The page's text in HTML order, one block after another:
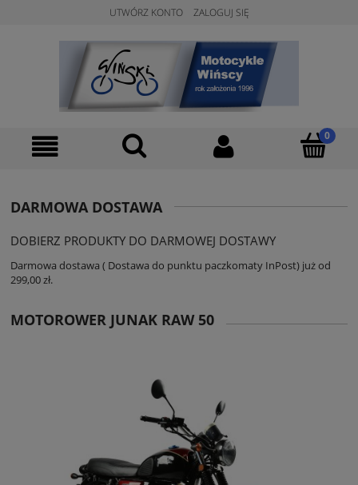
UTWÓRZ KONTO ZALOGUJ SIĘ
DARMOWA DOSTAWA
DOBIERZ PRODUKTY DO DARMOWEJ DOSTAWY
Darmowa dostawa ( Dostawa do punktu paczkomaty InPost) już od
299,00 zł.
MOTOROWER JUNAK RAW 50